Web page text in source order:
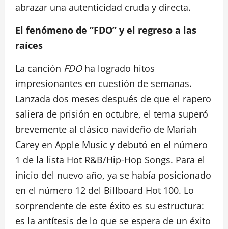
abrazar una autenticidad cruda y directa.
El fenómeno de “FDO” y el regreso a las
raíces
La canción FDOha logrado hitos
impresionantes en cuestión de semanas.
Lanzada dos meses después de que el rapero
saliera de prisión en octubre, el tema superó
brevemente al clásico navideño de Mariah
Carey en Apple Music y debutó en el número
1 de la lista Hot R&B/Hip-Hop Songs. Para el
inicio del nuevo año, ya se había posicionado
en el número 12 del Billboard Hot 100. Lo
sorprendente de este éxito es su estructura:
es la antítesis de lo que se espera de un éxito